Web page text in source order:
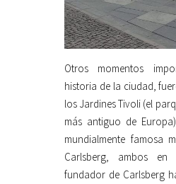
Otros momentos
historia de la ciudad,
los Jardines Tivoli (el
más antiguo de
mundialmente famosa
Carlsberg, ambos
fundador de Carlsberg